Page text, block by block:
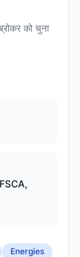
को चुना
Energies